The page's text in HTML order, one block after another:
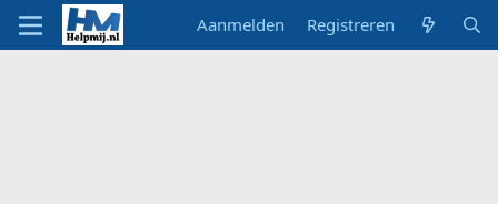
Aanmelden Registreren